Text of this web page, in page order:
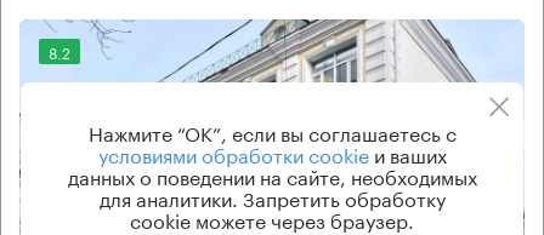
8.2
Нажмите “ОК”, если вы соглашаетесь с
условиями обработки cookieи ваших
данных о поведении на сайте, необходимых
для аналитики. Запретить обработку
cookie можете через браузер.